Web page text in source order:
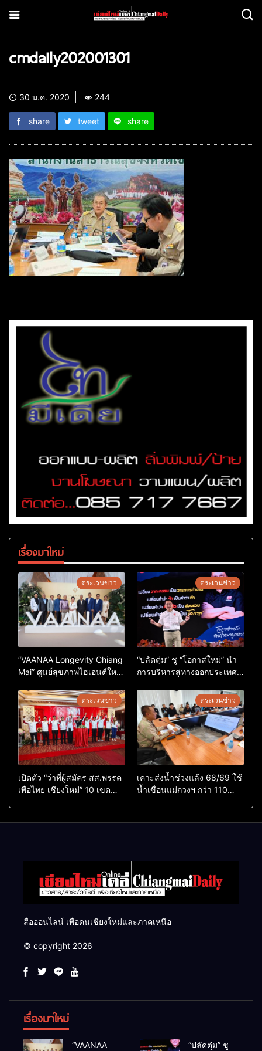
cmdaily202001301
30 ม.ค. 2020 244
share tweet share
เรื่องมาใหม่
ตระเวนข่าว
“VAANAA Longevity Chiang
Mai” ศูนย์สุขภาพไฮเอนต์ใหญ่
ตระเวนข่าว
“ปลัดตุ๋ม” ชู “โอกาสใหม่” นำ
การบริหารสู่ทางออกประเทศ
ตระเวนข่าว
เปิดตัว “ว่าที่ผู้สมัคร สส.พรรค
เพื่อไทย เชียงใหม่” 10 เขต
ตระเวนข่าว
เคาะส่งน้ำช่วงแล้ง 68/69 ใช้
น้ำเขื่อนแม่กวงฯ กว่า 110
สื่อออนไลน์ เพื่อคนเชียงใหม่และภาคเหนือ
© copyright 2026
เรื่องมาใหม่
“VAANAA “ปลัดตุ๋ม” ชู